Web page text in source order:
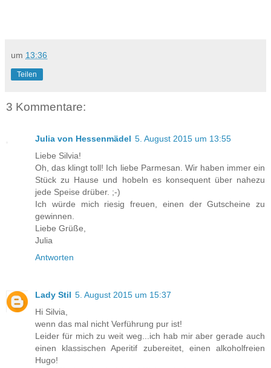
um 13:36
Teilen
3 Kommentare:
Julia von Hessenmädel 5. August 2015 um 13:55
Liebe Silvia!
Oh, das klingt toll! Ich liebe Parmesan. Wir haben immer ein
Stück zu Hause und hobeln es konsequent über nahezu
jede Speise drüber. ;-)
Ich würde mich riesig freuen, einen der Gutscheine zu
gewinnen.
Liebe Grüße,
Julia
Antworten
Lady Stil 5. August 2015 um 15:37
Hi Silvia,
wenn das mal nicht Verführung pur ist!
Leider für mich zu weit weg...ich hab mir aber gerade auch
einen klassischen Aperitif zubereitet, einen alkoholfreien
Hugo!